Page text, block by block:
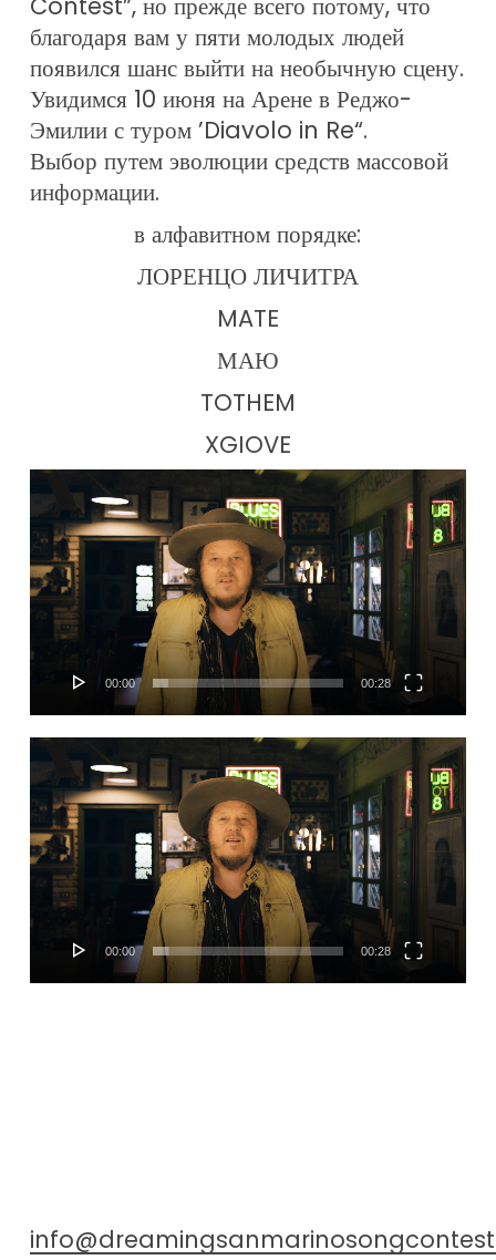
благодаря вам у пяти молодых людей
появился шанс выйти на необычную сцену.
Увидимся 10 июня на Арене в Реджо-
Эмилии с туром ’Diavolo in Re“.
Выбор путем эволюции средств массовой
информации.
в алфавитном порядке:
ЛОРЕНЦО ЛИЧИТРА
MATE
МАЮ
TOTHEM
XGIOVE
00:00 00:28
Видеоплеер
00:00 00:28